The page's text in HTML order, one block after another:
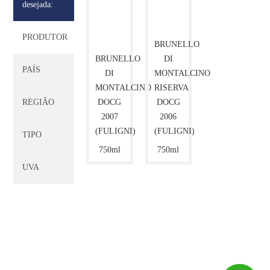
desejada:
PRODUTOR
PAÍS
REGIÃO
TIPO
UVA
BRUNELLO
DI
MONTALCINO
DOCG
2007
(FULIGNI)
750ml
BRUNELLO
DI
MONTALCINO
RISERVA
DOCG
2006
(FULIGNI)
750ml